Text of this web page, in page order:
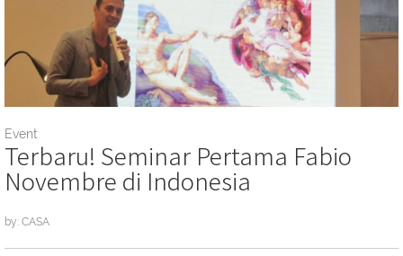
Event
Terbaru! Seminar Pertama Fabio
Novembre di Indonesia
by: CASA